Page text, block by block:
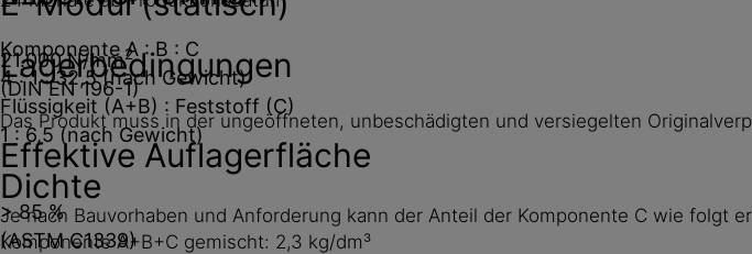
Lagerbedingungen
Das Produkt muss in der ungeöffneten, unbeschädigten und versiegelten
Dichte
Komponente A+B+C gemischt: 2,3 kg/dm³
21.000 N/mm2
(DIN EN 196-1)
Effektive Auflagerfläche
> 85 %
(ASTM C1339)
Komponente A : B : C
4 : 1 : 32,5 (nach Gewicht)
Flüssigkeit (A+B) : Feststoff (C)
1 : 6,5 (nach Gewicht)
Je nach Bauvorhaben und Anforderung kann der Anteil der Komponente C wie folgt